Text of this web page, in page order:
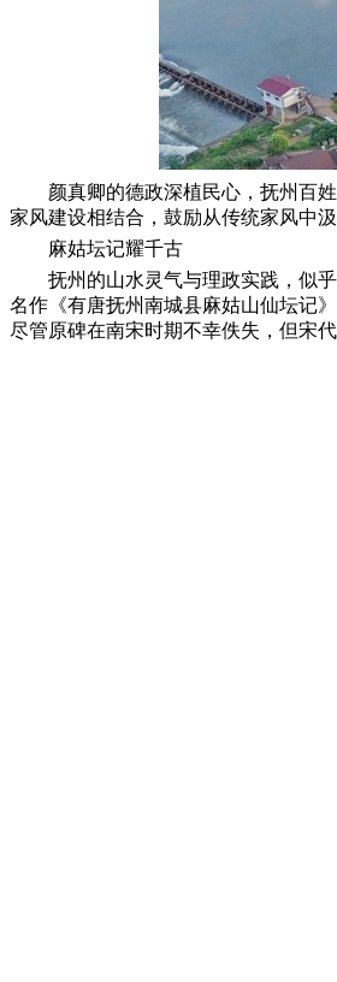
颜真卿的德政深植民心，抚州百
家风建设相结合，鼓励从传统家风中
麻姑坛记耀千古
抚州的山水灵气与理政实践，似
名作《有唐抚州南城县麻姑山仙坛记
尽管原碑在南宋时期不幸佚失，但宋